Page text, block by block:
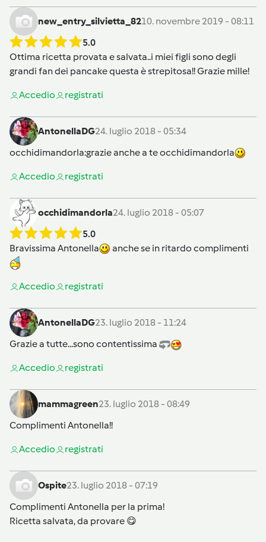
new_entry_silvietta_8210. novembre 2019 - 08:11
5.0
Ottima ricetta provata e salvata..i miei figli sono degli
grandi fan dei pancake questa è strepitosa!! Grazie mille!
Accedio registrati
AntonellaDG24. luglio 2018 - 05:34
occhidimandorla:grazie anche a te occhidimandorla
Accedio registrati
occhidimandorla24. luglio 2018 - 05:07
5.0
Bravissima Antonella
anche se in ritardo complimenti
Accedio registrati
AntonellaDG23. luglio 2018 - 11:24
Grazie a tutte...sono contentissima
Accedio registrati
mammagreen23. luglio 2018 - 08:49
Complimenti Antonella!!
Accedio registrati
Ospite23. luglio 2018 - 07:19
Complimenti Antonella per la prima!
Ricetta salvata, da provare 😋